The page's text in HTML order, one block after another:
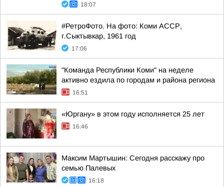
18:07
#РетроФото. На фото: Коми АССР,
г.Сыктывкар, 1961 год
17:06
"Команда Республики Коми" на неделе
активно ездила по городам и района региона
16:51
«Юргану» в этом году исполняется 25 лет
16:46
Максим Мартышин: Сегодня расскажу про
семью Палевых
16:18